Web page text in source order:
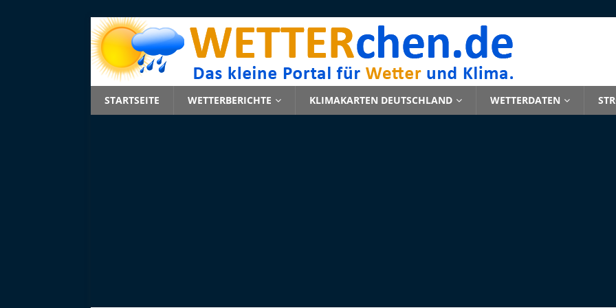
STARTSEITE WETTERBERICHTE KLIMAKARTEN DEUTSCHLAND WETTERDATEN